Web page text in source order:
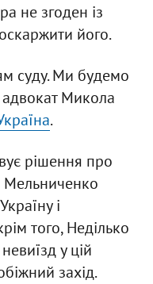
не згоден із
його.
суду. Ми будемо
адвокат Микола
.
рішення про
Мельниченко
і
того, Неділько
у цій
захід.